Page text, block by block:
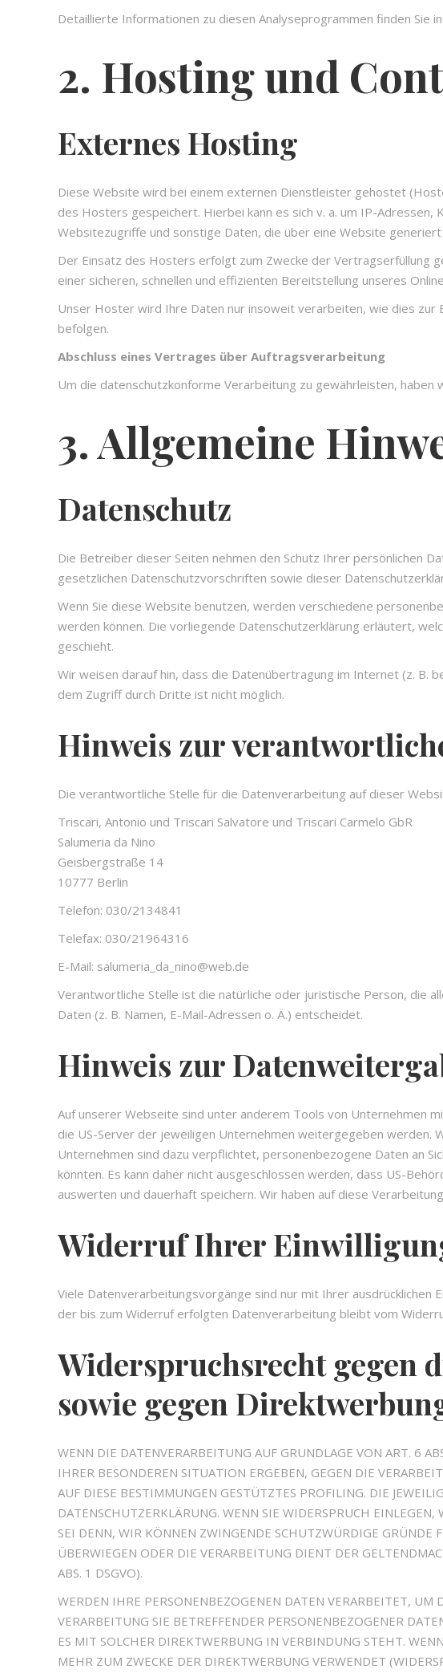
Detaillierte Informationen zu diesen Analyseprogrammen finden Sie
2. Hosting und
Externes Hosting
Diese Website wird bei einem externen Dienstleister gehostet
des Hosters gespeichert. Hierbei kann es sich v. a. um IP-
Websitezugriffe und sonstige Daten, die über eine Website generiert
Der Einsatz des Hosters erfolgt zum Zwecke der Vertragserfüllung
einer sicheren, schnellen und effizienten Bereitstellung unseres
Unser Hoster wird Ihre Daten nur insoweit verarbeiten, wie dies zur
befolgen.
Abschluss eines Vertrages über Auftragsverarbeitung
Um die datenschutzkonforme Verarbeitung zu gewährleisten,
3. Allgemeine
Datenschutz
Die Betreiber dieser Seiten nehmen den Schutz Ihrer persönlichen
gesetzlichen Datenschutzvorschriften sowie dieser
Wenn Sie diese Website benutzen, werden verschiedene
werden können. Die vorliegende Datenschutzerklärung erläutert,
geschieht.
Wir weisen darauf hin, dass die Datenübertragung im Internet (z. B.
dem Zugriff durch Dritte ist nicht möglich.
Hinweis zur
Die verantwortliche Stelle für die Datenverarbeitung auf dieser
Triscari, Antonio und Triscari Salvatore und Triscari Carmelo GbR
Salumeria da Nino
Geisbergstraße 14
10777 Berlin
Telefon: 030/2134841
Telefax: 030/21964316
E-Mail: salumeria_da_nino@web.de
Verantwortliche Stelle ist die natürliche oder juristische Person, die
Daten (z. B. Namen, E-Mail-Adressen o. Ä.) entscheidet.
Hinweis zur
Auf unserer Webseite sind unter anderem Tools von Unternehmen
die US-Server der jeweiligen Unternehmen weitergegeben werden.
Unternehmen sind dazu verpflichtet, personenbezogene Daten an
könnten. Es kann daher nicht ausgeschlossen werden, dass US-
auswerten und dauerhaft speichern. Wir haben auf diese
Widerruf Ihrer
Viele Datenverarbeitungsvorgänge sind nur mit Ihrer ausdrücklichen
der bis zum Widerruf erfolgten Datenverarbeitung bleibt vom
Widerspruchsrecht gegen
sowie gegen
WENN DIE DATENVERARBEITUNG AUF GRUNDLAGE VON ART. 6
IHRER BESONDEREN SITUATION ERGEBEN, GEGEN DIE
AUF DIESE BESTIMMUNGEN GESTÜTZTES PROFILING. DIE
DATENSCHUTZERKLÄRUNG. WENN SIE WIDERSPRUCH
SEI DENN, WIR KÖNNEN ZWINGENDE SCHUTZWÜRDIGE GRÜNDE
ÜBERWIEGEN ODER DIE VERARBEITUNG DIENT DER
ABS. 1 DSGVO).
WERDEN IHRE PERSONENBEZOGENEN DATEN VERARBEITET,
VERARBEITUNG SIE BETREFFENDER PERSONENBEZOGENER
ES MIT SOLCHER DIREKTWERBUNG IN VERBINDUNG STEHT.
MEHR ZUM ZWECKE DER DIREKTWERBUNG VERWENDET